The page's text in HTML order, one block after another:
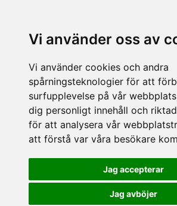
Vi använder oss av
Vi använder cookies och andra
spårningsteknologier för att
surfupplevelse på vår
dig personligt innehåll och
för att analysera vår
att förstå var våra besökare
Jag accepterar
Jag avböjer